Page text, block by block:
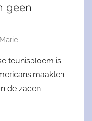
geen
teunisbloem is
maakten
de zaden